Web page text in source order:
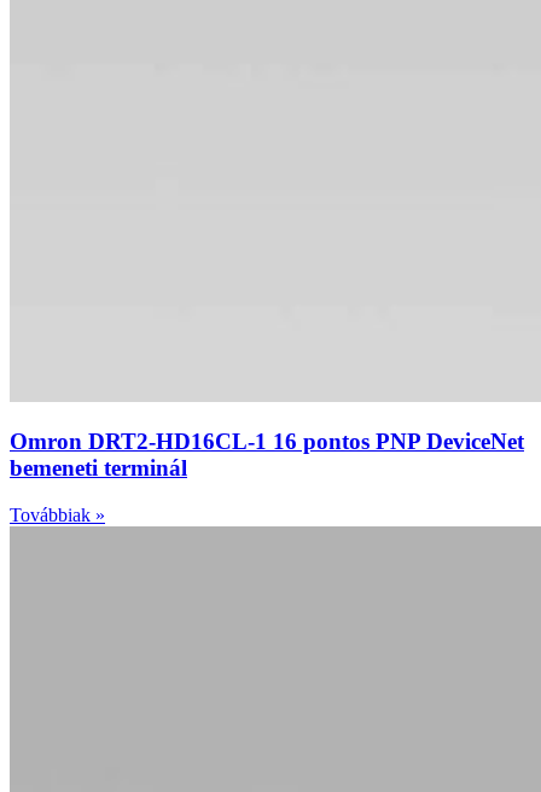
Omron DRT2-HD16CL-1 16 pontos PNP DeviceNet
bemeneti terminál
Továbbiak »